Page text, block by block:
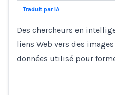
Traduit par IA
Des chercheurs en
liens Web vers des
données utilisé pour